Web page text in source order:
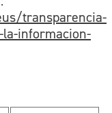
transparencia-
informacion-